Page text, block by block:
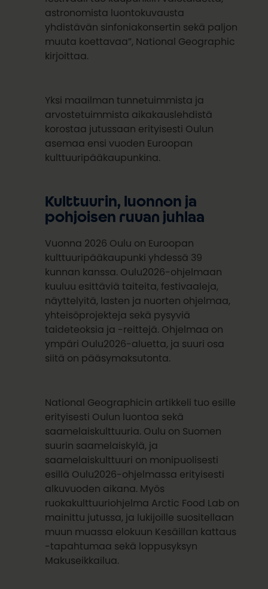
astronomista luontokuvausta
yhdistävän sinfoniakonsertin sekä paljon
muuta koettavaa”, National Geographic
kirjoittaa.
Yksi maailman tunnetuimmista ja
arvostetuimmista aikakauslehdistä
korostaa jutussaan erityisesti Oulun
asemaa ensi vuoden Euroopan
kulttuuripääkaupunkina.
Kulttuurin, luonnon ja
pohjoisen ruuan juhlaa
Vuonna 2026 Oulu on Euroopan
kulttuuripääkaupunki yhdessä 39
kunnan kanssa. Oulu2026-ohjelmaan
kuuluu esittäviä taiteita, festivaaleja,
näyttelyitä, lasten ja nuorten ohjelmaa,
yhteisöprojekteja sekä pysyviä
taideteoksia ja -reittejä. Ohjelmaa on
ympäri Oulu2026-aluetta, ja suuri osa
siitä on pääsymaksutonta.
National Geographicin artikkeli tuo esille
erityisesti Oulun luontoa sekä
saamelaiskulttuuria. Oulu on Suomen
suurin saamelaiskylä, ja
saamelaiskulttuuri on monipuolisesti
esillä Oulu2026-ohjelmassa erityisesti
alkuvuoden aikana. Myös
ruokakulttuuriohjelma Arctic Food Lab on
mainittu jutussa, ja lukijoille suositellaan
muun muassa elokuun Kesäillan kattaus
-tapahtumaa sekä loppusyksyn
Makuseikkailua.